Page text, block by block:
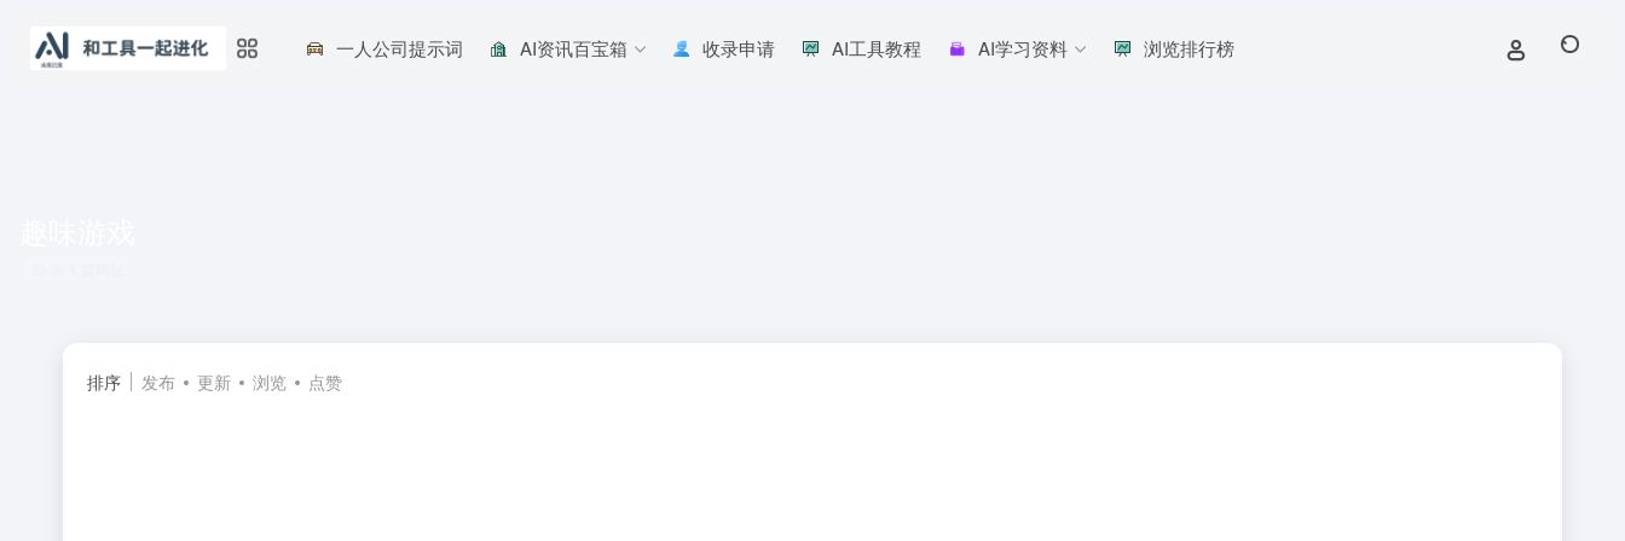
一人公司提示词 AI资讯百宝箱 收录申请 AI工具教程 AI学习资料 浏览排行榜
排序 发布 更新 浏览 点赞